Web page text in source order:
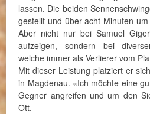
lassen. Die beiden
gestellt und über acht Minuten
Aber nicht nur bei Samuel
aufzeigen, sondern bei
welche immer als Verlierer vom
Mit dieser Leistung platziert er
in Magdenau. «Ich möchte eine
Gegner angreifen und um den
Ott.